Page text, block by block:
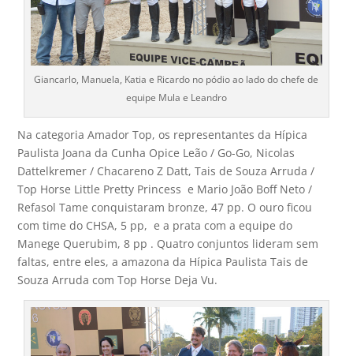
Giancarlo, Manuela, Katia e Ricardo no pódio ao lado do chefe de
equipe Mula e Leandro
Na categoria Amador Top, os representantes da Hípica
Paulista Joana da Cunha Opice Leão / Go-Go, Nicolas
Dattelkremer / Chacareno Z Datt, Tais de Souza Arruda /
Top Horse Little Pretty Princess e Mario João Boff Neto /
Refasol Tame conquistaram bronze, 47 pp. O ouro ficou
com time do CHSA, 5 pp, e a prata com a equipe do
Manege Querubim, 8 pp . Quatro conjuntos lideram sem
faltas, entre eles, a amazona da Hípica Paulista Tais de
Souza Arruda com Top Horse Deja Vu.